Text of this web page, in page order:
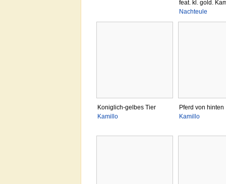
feat. kl. gold.
Nachteule
Koniglich-gelbes Tier
Kamillo
Pferd von hinten
Kamillo